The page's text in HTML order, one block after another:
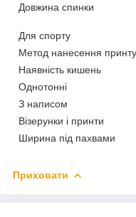
Довжина спинки
Для спорту
Метод нанесення принту
Наявність кишень
Однотонні
З написом
Візерунки і принти
Ширина під пахвами
Приховати